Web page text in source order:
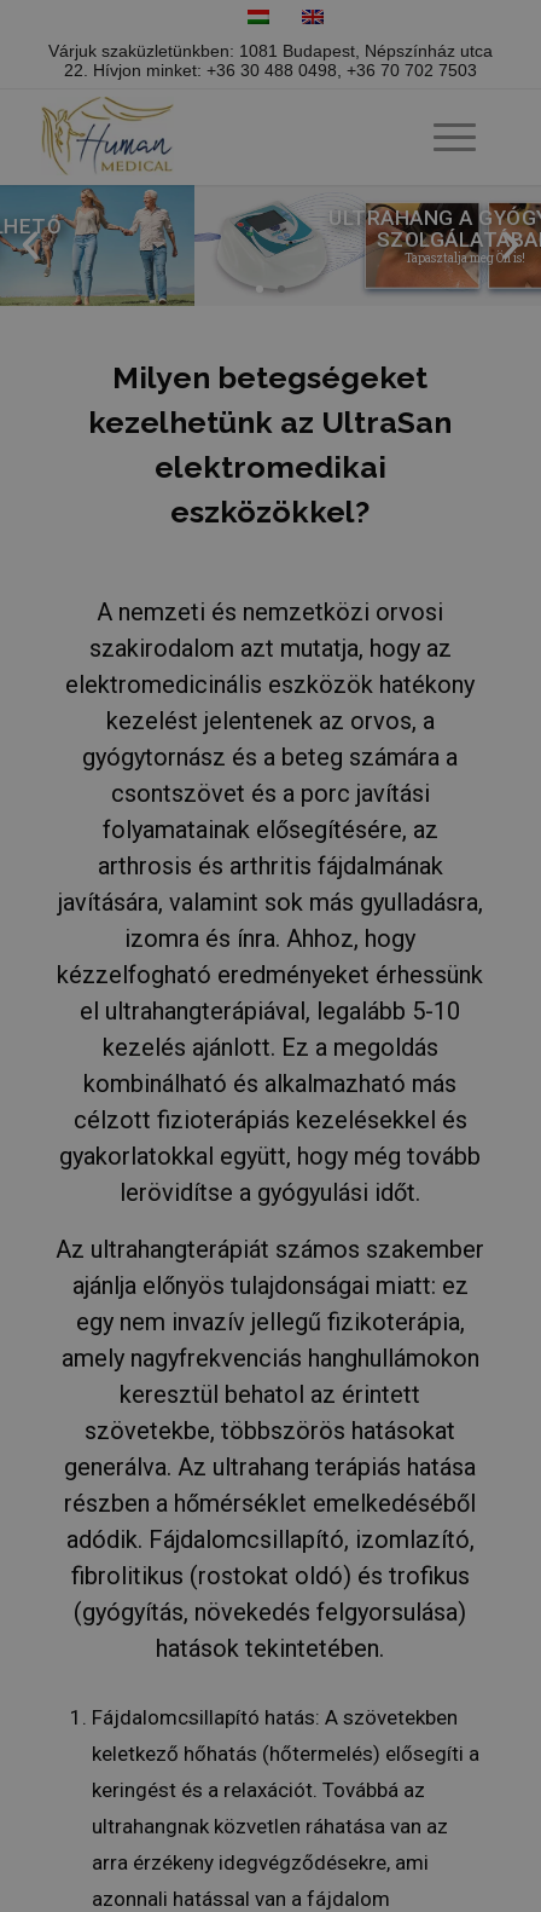
Várjuk szaküzletünkben: 1081 Budapest, Népszínház utca
22. Hívjon minket: +36 30 488 0498 +36 70 702 7503
ULTRAHANG A GYÓGYULÁS
SZOLGÁLATÁBAN
Tapasztalja meg Ön is!
Milyen betegségeket
kezelhetünk az UltraSan
elektromedikai
eszközökkel?
A nemzeti és nemzetközi orvosi
szakirodalom azt mutatja, hogy az
elektromedicinális eszközök hatékony
kezelést jelentenek az orvos, a
gyógytornász és a beteg számára a
csontszövet és a porc javítási
folyamatainak elősegítésére, az
arthrosis és arthritis fájdalmának
javítására, valamint sok más gyulladásra,
izomra és ínra. Ahhoz, hogy
kézzelfogható eredményeket érhessünk
el ultrahangterápiával, legalább 5-10
kezelés ajánlott. Ez a megoldás
kombinálható és alkalmazható más
célzott fizioterápiás kezelésekkel és
gyakorlatokkal együtt, hogy még tovább
lerövidítse a gyógyulási időt.
Az ultrahangterápiát számos szakember
ajánlja előnyös tulajdonságai miatt: ez
egy nem invazív jellegű fizikoterápia,
amely nagyfrekvenciás hanghullámokon
keresztül behatol az érintett
szövetekbe, többszörös hatásokat
generálva. Az ultrahang terápiás hatása
részben a hőmérséklet emelkedéséből
adódik. Fájdalomcsillapító, izomlazító,
fibrolitikus (rostokat oldó) és trofikus
(gyógyítás, növekedés felgyorsulása)
hatások tekintetében.
Fájdalomcsillapító hatás: A szövetekben
keletkező hőhatás (hőtermelés) elősegíti a
keringést és a relaxációt. Továbbá az
ultrahangnak közvetlen ráhatása van az
arra érzékeny idegvégződésekre, ami
azonnali hatással van a fájdalom